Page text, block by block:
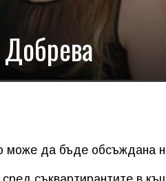
може да бъде обсъждана